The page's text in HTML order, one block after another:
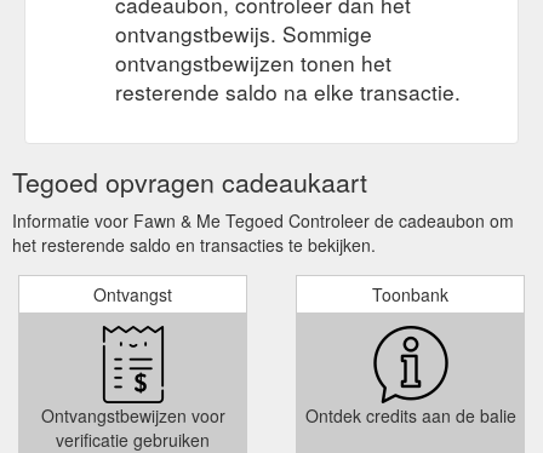
ontvangstbewijs. Sommige
ontvangstbewijzen tonen het
resterende saldo na elke transactie.
Tegoed opvragen cadeaukaart
Informatie voor Fawn & Me Tegoed Controleer de cadeaubon om
het resterende saldo en transacties te bekijken.
Ontvangst
Ontvangstbewijzen voor
verificatie gebruiken
Toonbank
Ontdek credits aan de balie